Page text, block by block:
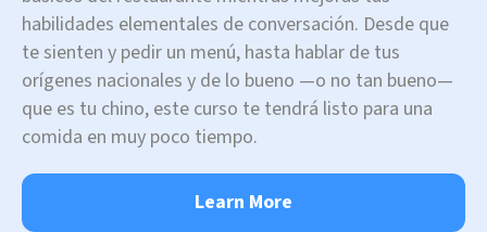
habilidades elementales de conversación. Desde que
te sienten y pedir un menú, hasta hablar de tus
orígenes nacionales y de lo bueno —o no tan bueno—
que es tu chino, este curso te tendrá listo para una
comida en muy poco tiempo.
Learn More